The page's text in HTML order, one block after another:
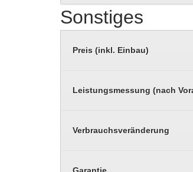
Sonstiges
Preis (inkl. Einbau)
Leistungsmessung (nach
Verbrauchsveränderung